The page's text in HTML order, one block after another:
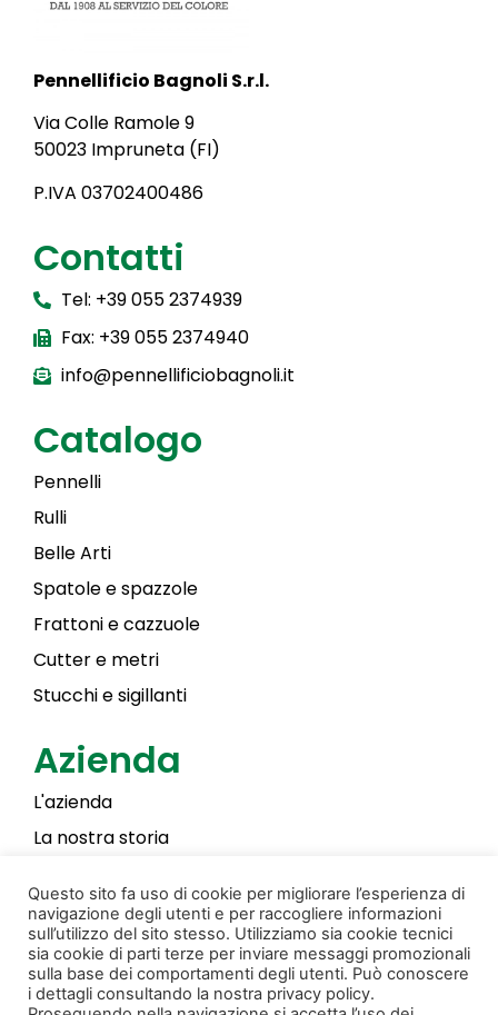
Pennellificio Bagnoli S.r.l.
Via Colle Ramole 9
50023 Impruneta (FI)
P.IVA 03702400486
Contatti
Tel: +39 055 2374939
Fax: +39 055 2374940
info@pennellificiobagnoli.it
Catalogo
Pennelli
Rulli
Belle Arti
Spatole e spazzole
Frattoni e cazzuole
Cutter e metri
Stucchi e sigillanti
Azienda
L'azienda
La nostra storia
Privacy & Cookie PolicyCreato da Donati Films
Questo sito fa uso di cookie per migliorare l’esperienza di
navigazione degli utenti e per raccogliere informazioni
sull’utilizzo del sito stesso. Utilizziamo sia cookie tecnici
sia cookie di parti terze per inviare messaggi promozionali
sulla base dei comportamenti degli utenti. Può conoscere
i dettagli consultando la nostra privacy policy.